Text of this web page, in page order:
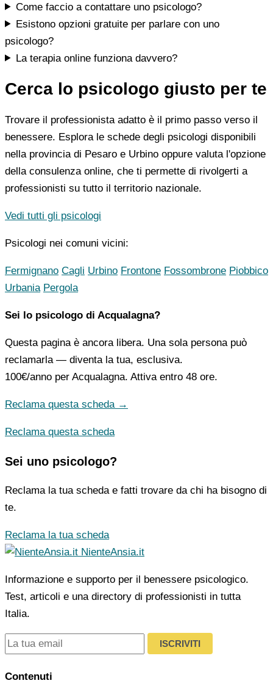
Come faccio a contattare uno psicologo?
Esistono opzioni gratuite per parlare con uno
psicologo?
La terapia online funziona davvero?
Cerca lo psicologo giusto per te
Trovare il professionista adatto è il primo passo verso il
benessere. Esplora le schede degli psicologi disponibili
nella provincia di Pesaro e Urbino oppure valuta l'opzione
della consulenza online, che ti permette di rivolgerti a
professionisti su tutto il territorio nazionale.
Vedi tutti gli psicologi
Psicologi nei comuni vicini:
Fermignano Cagli Urbino Frontone Fossombrone Piobbico
Urbania Pergola
Sei lo psicologo di Acqualagna?
Questa pagina è ancora libera. Una sola persona può
reclamarla — diventa la tua, esclusiva.
100€/anno per Acqualagna. Attiva entro 48 ore.
Reclama questa scheda →
Reclama questa scheda
Sei uno psicologo?
Reclama la tua scheda e fatti trovare da chi ha bisogno di
te.
Reclama la tua scheda
NienteAnsia.it
Informazione e supporto per il benessere psicologico.
Test, articoli e una directory di professionisti in tutta
Italia.
ISCRIVITI
Contenuti